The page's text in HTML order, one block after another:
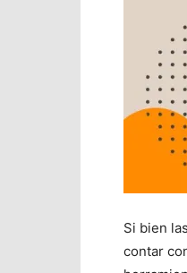
Si bien
contar